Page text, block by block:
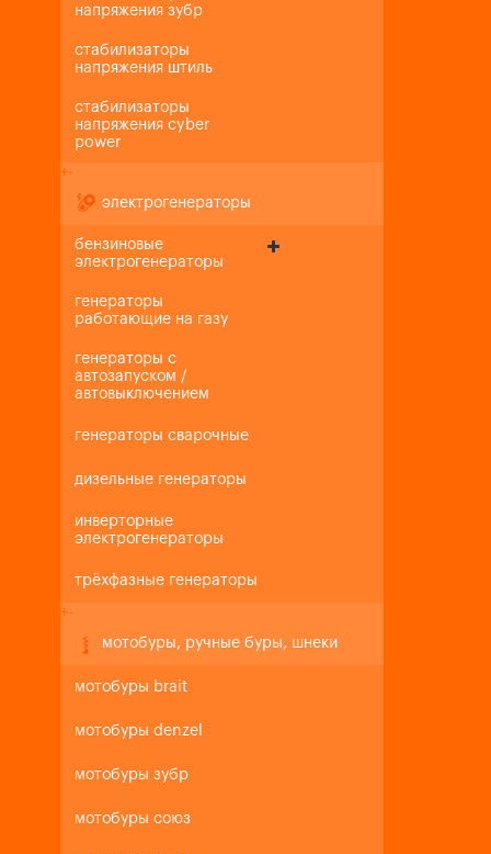
напряжения зубр
стабилизаторы
напряжения штиль
стабилизаторы
напряжения cyber
power
+-
электрогенераторы
бензиновые
электрогенераторы
генераторы
работающие на газу
генераторы с
автозапуском /
автовыключением
генераторы сварочные
дизельные генераторы
инверторные
электрогенераторы
трёхфазные генераторы
+-
мотобуры, ручные буры, шнеки
мотобуры brait
мотобуры denzel
мотобуры зубр
мотобуры союз